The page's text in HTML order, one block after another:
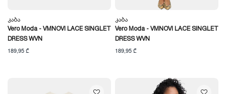
Კაბა
Vero Moda - VMNOVI LACE SINGLET
DRESS WVN
189,95 ₾
Კაბა
Vero Moda - VMNOVI LACE SINGLET
DRESS WVN
189,95 ₾